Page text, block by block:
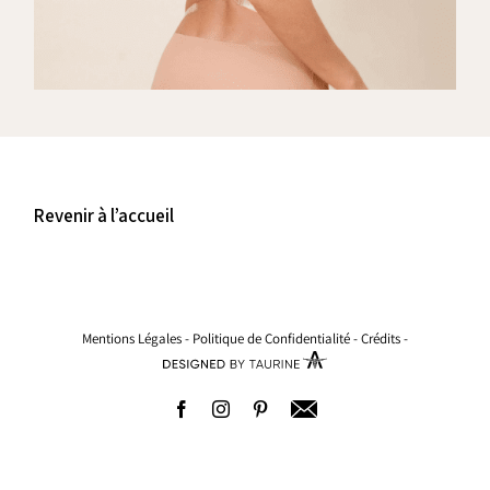
Revenir à l’accueil
Mentions Légales- Politique de Confidentialité-Crédits-
FacebookInstagramPinterest
Adresse